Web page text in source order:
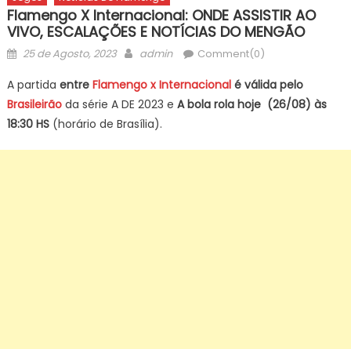
Flamengo X Internacional: ONDE ASSISTIR AO
VIVO, ESCALAÇÕES E NOTÍCIAS DO MENGÃO
Posted
25 de Agosto, 2023 Author
admin Comment(0)
A partida entre Flamengo x Internacionalé válida pelo
Brasileirão da série A DE 2023 e A bola rola hoje (26/08) às
18:30 HS (horário de Brasília).